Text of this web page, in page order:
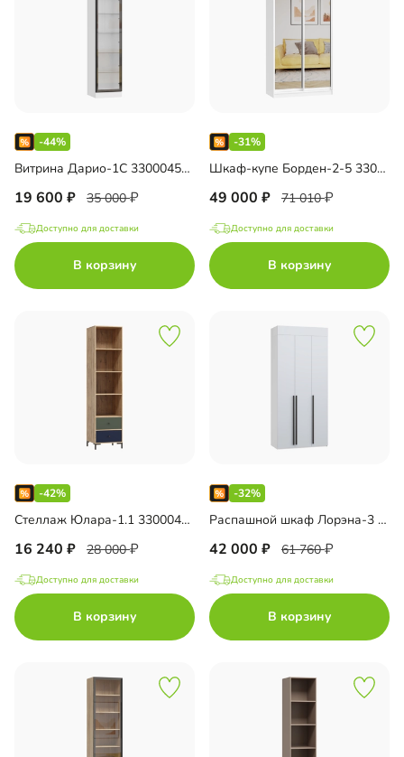
двери
-44%
Витрина Дарио-1С 33000453593
19 600 35 000
Доступно для доставки
В корзину
-31%
Шкаф-купе Борден-2-5 33000455834
49 000 71 010
Доступно для доставки
В корзину
-42%
Стеллаж Юлара-1.1 33000432842
16 240 28 000
Доступно для доставки
В корзину
-32%
Распашной шкаф Лорэна-3 Премиум 33000445609
42 000 61 760
Доступно для доставки
В корзину